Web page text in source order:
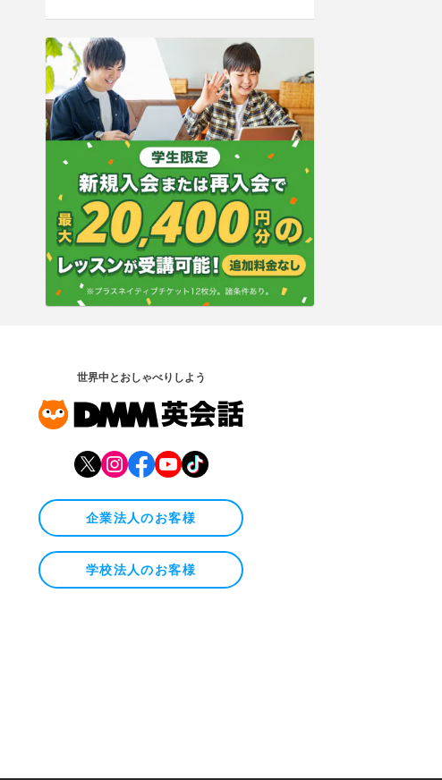
世界中とおしゃべりしよう
企業法人のお客様
学校法人のお客様